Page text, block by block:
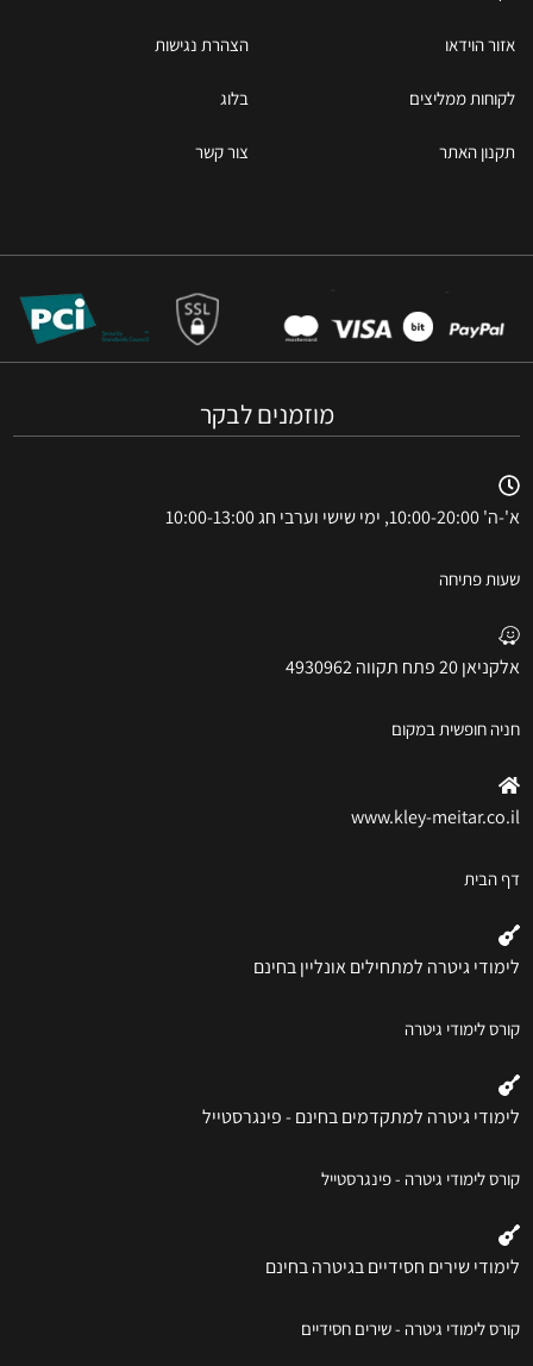
אזור הוידאו הצהרת נגישות
לקוחות ממליצים בלוג
תקנון האתר צור קשר
מוזמנים לבקר
א'-ה' 10:00-20:00, ימי שישי וערבי חג 10:00-13:00
שעות פתיחה
אלקניאן 20 פתח תקווה 4930962
חניה חופשית במקום
www.kley-meitar.co.il
דף הבית
לימודי גיטרה למתחילים אונליין בחינם
קורס לימודי גיטרה
לימודי גיטרה למתקדמים בחינם - פינגרסטייל
קורס לימודי גיטרה - פינגרסטייל
לימודי שירים חסידיים בגיטרה בחינם
קורס לימודי גיטרה - שירים חסידיים